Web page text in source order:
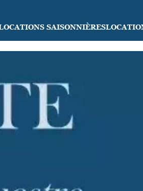
SAISONNIÈRES